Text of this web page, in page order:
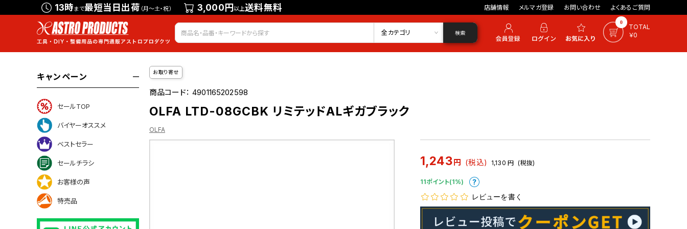
13時まで最短当日出荷 （月～土・祝） 3,000円以上送料無料 店舗情報 メルマガ登録 お問い合わせ よくあるご質問
会員登録 ログイン お気に入り 0
TOTAL
￥0
全カテゴリ 検索
キャンペーン
セールTOP
バイヤーオススメ
ベストセラー
セールチラシ
お客様の声
特売品
お取り寄せ
商品コード：4901165202598
OLFA LTD-08GCBK リミテッドALギガブラック
OLFA
1,243円 (税込) 1,130 円 (税抜)
11ポイント(1%)
レビューを書く